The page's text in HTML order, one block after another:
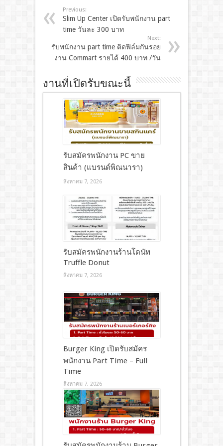
Previous:
Slim Up Center เปิดรับพนักงาน part
time วันละ 300 บาท
Next:
รับพนักงาน part time ติดฟิล์มกันรอย
งาน Commart รายได้ 400 บาท /วัน
งานที่เปิดรับขณะนี้
รับสมัครพนักงาน PC ขาย
สินค้า (แบรนด์พิณนารา)
สิงหาคม 7, 2026
รับสมัครพนักงานร้านโดนัท
Truffle Donut
สิงหาคม 7, 2026
Burger King เปิดรับสมัคร
พนักงาน Part Time – Full
Time
สิงหาคม 7, 2026